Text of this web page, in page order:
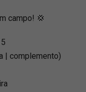
campo! 💢
| complemento)